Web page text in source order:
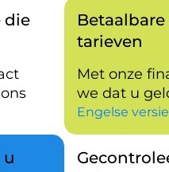
die
tarieven
Met onze
we dat u
Engelse versie
u